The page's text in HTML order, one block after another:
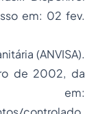
em: 02 fev.
(ANVISA).
de 2002, da
em: